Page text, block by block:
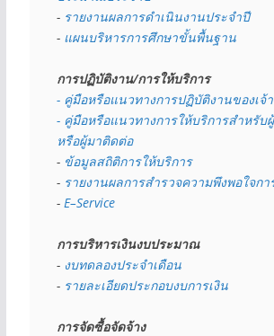
- รายงานผลการดำเนินงานประจำปี
- แผนบริหารการศึกษาขั้นพื้นฐาน
การปฏิบัติงาน/การให้บริการ
- คู่มือหรือแนวทางการปฏิบัติงานของเจ้
- คู่มือหรือแนวทางการให้บริการสำหรับ
หรือผู้มาติดต่อ
- ข้อมูลสถิติการให้บริการ
- รายงานผลการสำรวจความพึงพอใจกา
- E–Service
การบริหารเงินงบประมาณ
- งบทดลองประจำเดือน
- รายละเอียดประกอบงบการเงิน
การจัดซื้อจัดจ้าง